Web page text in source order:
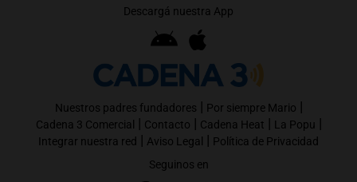
Descargá nuestra App
Nuestros padres fundadores | Por siempre Mario |
Cadena 3 Comercial | Contacto | Cadena Heat | La Popu |
Integrar nuestra red | Aviso Legal | Política de Privacidad
Seguinos en